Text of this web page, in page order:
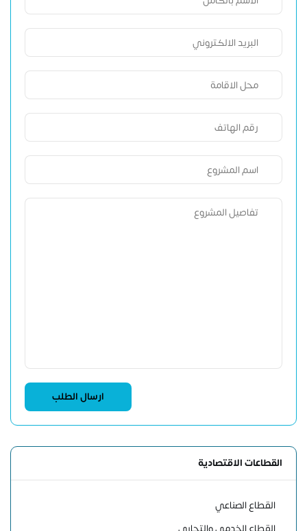
القطاعات الاقتصادية
القطاع الصناعي